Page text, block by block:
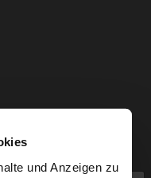
und Anzeigen zu